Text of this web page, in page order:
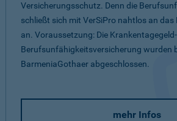
Versicherungsschutz. Denn die
schließt sich mit VerSiPro nahtlos an das
an. Voraussetzung: Die
Berufsunfähigkeitsversicherung wurden
BarmeniaGothaer abgeschlossen.
mehr Infos